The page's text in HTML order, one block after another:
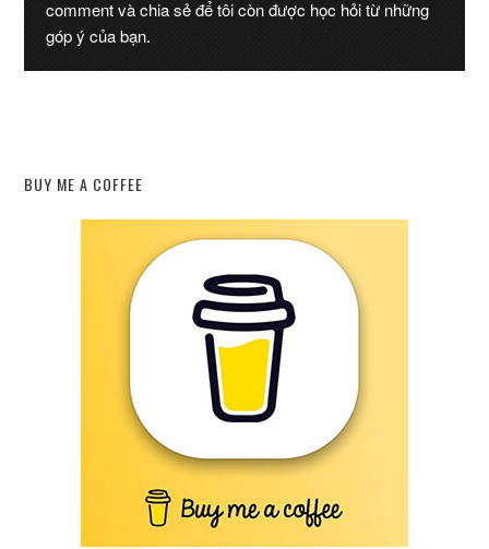
comment và chia sẻ để tôi còn được học hỏi từ những
góp ý của bạn.
BUY ME A COFFEE